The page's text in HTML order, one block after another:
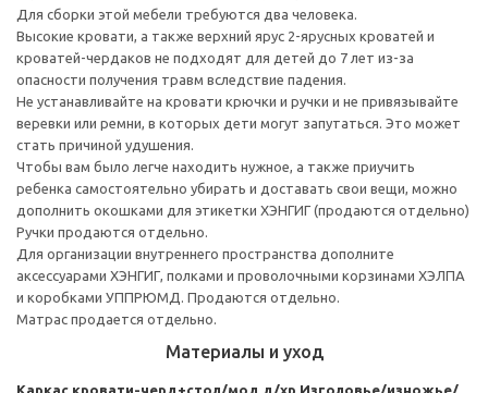
Для сборки этой мебели требуются два человека.
Высокие кровати, а также верхний ярус 2-ярусных кроватей и
кроватей-чердаков не подходят для детей до 7 лет из-за
опасности получения травм вследствие падения.
Не устанавливайте на кровати крючки и ручки и не привязывайте
веревки или ремни, в которых дети могут запутаться. Это может
стать причиной удушения.
Чтобы вам было легче находить нужное, а также приучить
ребенка самостоятельно убирать и доставать свои вещи, можно
дополнить окошками для этикетки ХЭНГИГ (продаются отдельно)
Ручки продаются отдельно.
Для организации внутреннего пространства дополните
аксессуарами ХЭНГИГ, полками и проволочными корзинами ХЭЛПА
и коробками УППРЮМД. Продаются отдельно.
Матрас продается отдельно.
Материалы и уход
Каркас кровати-черд+стол/мод д/хр Изголовье/изножье/